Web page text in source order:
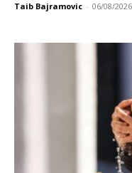
Taib Bajramovic - 06/08/